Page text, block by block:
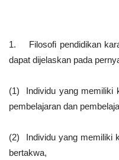
1. Filosofi pendidikan
dapat dijelaskan pada
(1) Individu yang memiliki
pembelajaran dan
(2) Individu yang memiliki
bertakwa,